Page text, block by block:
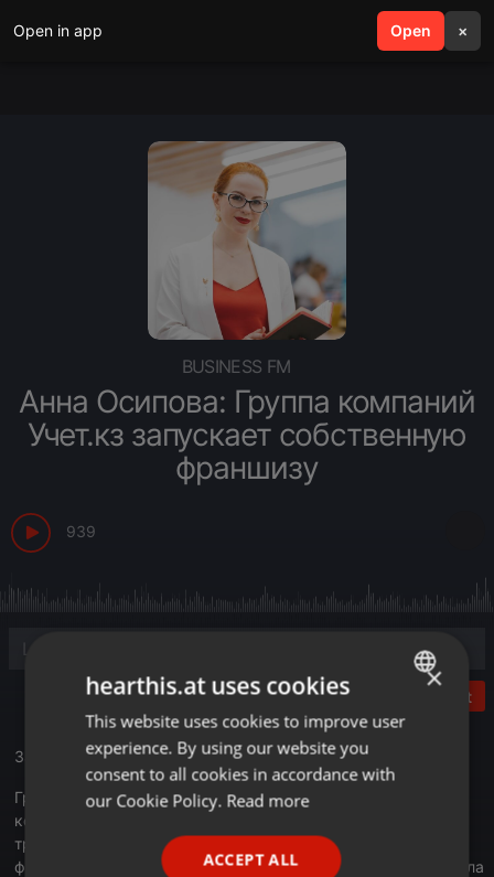
Open in app Open ×
search menu
BUSINESS FM
Анна Осипова: Группа компаний
Учет.кз запускает собственную
франшизу
939
Post
Запись эфира от 2.06.2020
Группа компаний Учет.кз, которая специализируется на
консультациях в области налогообложения, бухучета и
трудового законодательства, запускает собственную
франшизу. Об этом в программе «Деловое утро» рассказала
ENGLISH
GERMAN
×
hearthis.at uses cookies
This website uses cookies to improve user
experience. By using our website you
consent to all cookies in accordance with
our Cookie Policy. Read more
ACCEPT ALL